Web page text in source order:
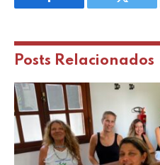
Facebook Twitter
Posts Relacionados